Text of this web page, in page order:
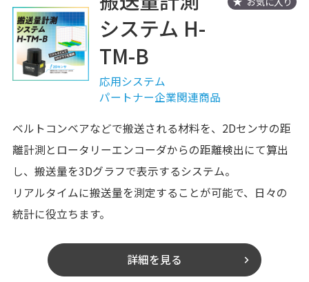
システム H-
TM-B
応用システム
パートナー企業関連商品
ベルトコンベアなどで搬送される材料を、2Dセンサの距
離計測とロータリーエンコーダからの距離検出にて算出
し、搬送量を3Dグラフで表示するシステム。
リアルタイムに搬送量を測定することが可能で、日々の
統計に役立ちます。
詳細を見る